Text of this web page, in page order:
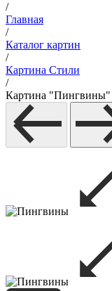
/
Главная
/
Каталог картин
/
Картина Стили
/
Картина "Пингвины"